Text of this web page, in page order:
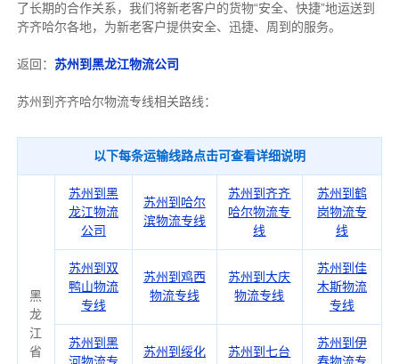
了长期的合作关系，我们将新老客户的货物“安全、快捷”地运送到
齐齐哈尔各地，为新老客户提供安全、迅捷、周到的服务。
返回： 苏州到黑龙江物流公司
苏州到齐齐哈尔物流专线相关路线：
以下每条运输线路点击可查看详细说明
黑
龙
江
省
苏州到黑
龙江物流
公司
苏州到哈尔
滨物流专线
苏州到齐齐
哈尔物流专
线
苏州到鹤
岗物流专
线
苏州到双
鸭山物流
专线
苏州到鸡西
物流专线
苏州到大庆
物流专线
苏州到佳
木斯物流
专线
苏州到黑
苏州到绥化
苏州到七台
苏州到伊